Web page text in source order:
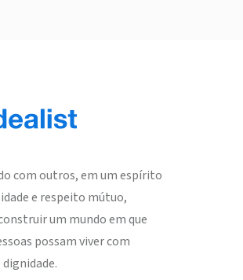
com outros, em um espírito
e respeito mútuo,
um mundo em que
possam viver com